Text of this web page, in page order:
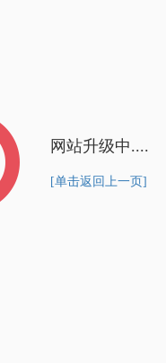
网站升级中....
[单击返回上一页]